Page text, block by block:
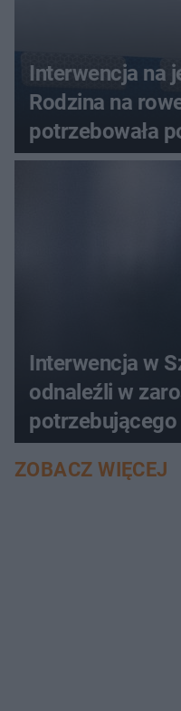
Interwencja na
Rodzina na
potrzebowała
Interwencja w
odnaleźli w
ZOBACZ WIĘCEJ